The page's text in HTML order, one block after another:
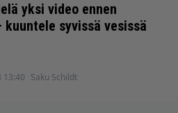
yksi video ennen
syvissä vesissä
13:40 Saku Schildt